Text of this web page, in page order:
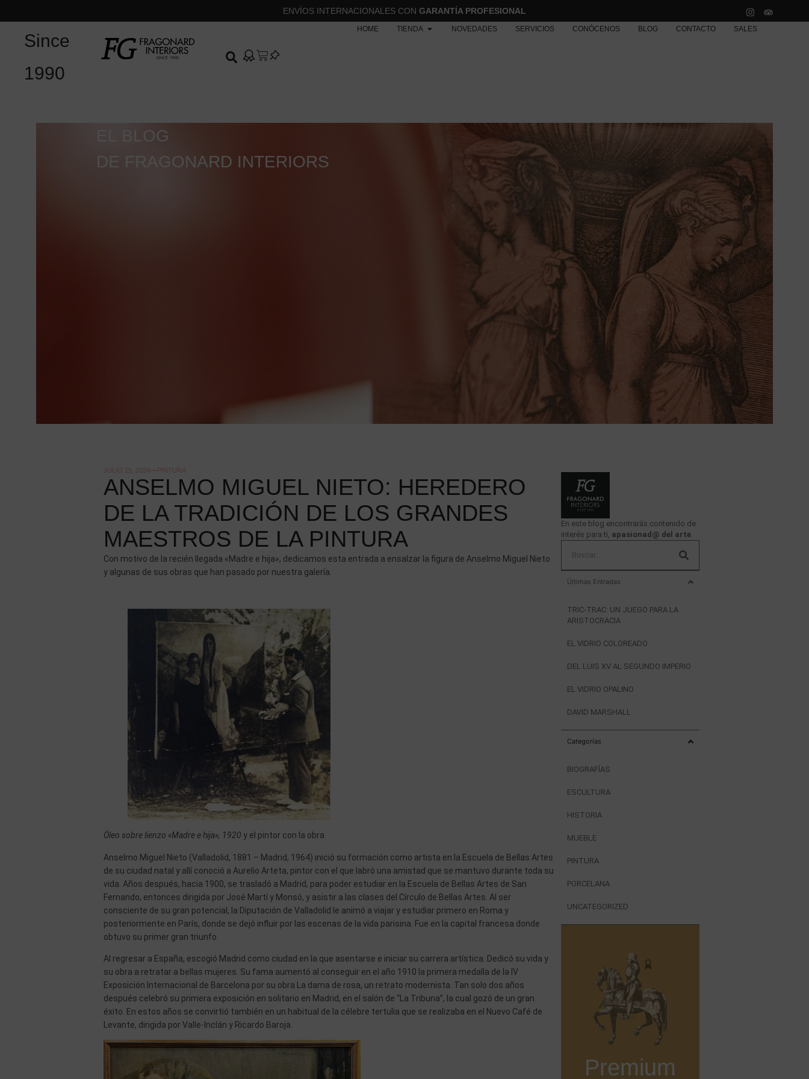
ENVÍOS INTERNACIONALES CON GARANTÍA PROFESIONAL
Since
1990
HOME TIENDA NOVEDADES SERVICIOS CONÓCENOS BLOG CONTACTO SALES
EL BLOG
DE FRAGONARD INTERIORS
JULIO 15, 2024 PINTURA
ANSELMO MIGUEL NIETO: HEREDERO
DE LA TRADICIÓN DE LOS GRANDES
MAESTROS DE LA PINTURA
Con motivo de la recién llegada «Madre e hija», dedicamos esta entrada a ensalzar la figura de Anselmo Miguel Nieto
y algunas de sus obras que han pasado por nuestra galería.
Óleo sobre lienzo «Madre e hija», 1920 y el pintor con la obra
Anselmo Miguel Nieto (Valladolid, 1881 – Madrid, 1964) inició su formación como artista en la Escuela de Bellas Artes
de su ciudad natal y allí conoció a Aurelio Arteta, pintor con el que labró una amistad que se mantuvo durante toda su
vida. Años después, hacia 1900, se trasladó a Madrid, para poder estudiar en la Escuela de Bellas Artes de San
Fernando, entonces dirigida por José Martí y Monsó, y asistir a las clases del Círculo de Bellas Artes. Al ser
consciente de su gran potencial, la Diputación de Valladolid le animó a viajar y estudiar primero en Roma y
posteriormente en París, donde se dejó influir por las escenas de la vida parisina. Fue en la capital francesa donde
obtuvo su primer gran triunfo.
Al regresar a España, escogió Madrid como ciudad en la que asentarse e iniciar su carrera artística. Dedicó su vida y
su obra a retratar a bellas mujeres. Su fama aumentó al conseguir en el año 1910 la primera medalla de la IV
Exposición Internacional de Barcelona por su obra La dama de rosa, un retrato modernista. Tan solo dos años
después celebró su primera exposición en solitario en Madrid, en el salón de “La Tribuna”, la cual gozó de un gran
éxito. En estos años se convirtió también en un habitual de la célebre tertulia que se realizaba en el Nuevo Café de
Levante, dirigida por Valle-Inclán y Ricardo Baroja.
En este blog encontrarás contenido de
interés para ti, apasionad@ del arte.
Últimas Entradas
TRIC-TRAC: UN JUEGO PARA LA
ARISTOCRACIA
EL VIDRIO COLOREADO
DEL LUIS XV AL SEGUNDO IMPERIO
EL VIDRIO OPALINO
DAVID MARSHALL
Categorías
BIOGRAFÍAS
ESCULTURA
HISTORIA
MUEBLE
PINTURA
PORCELANA
UNCATEGORIZED
Premium